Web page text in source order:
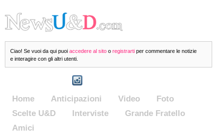
Ciao! Se vuoi da qui puoi accedere al sito o registrarti per commentare le notizie
e interagire con gli altri utenti.
Home Anticipazioni Video
Foto
Scelte U&D
Interviste
Grande Fratello
Amici